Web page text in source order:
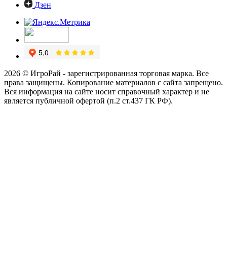
Дзен
2026 © ИгроРай - зарегистрированная торговая марка. Все
права защищены. Копирование материалов с сайта запрещено.
Вся информация на сайте носит справочный характер и не
является публичной офертой (п.2 ст.437 ГК РФ).